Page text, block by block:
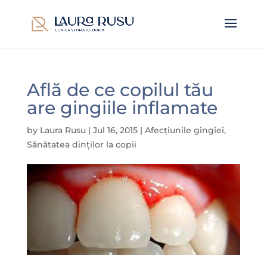
Află de ce copilul tău
are gingiile inflamate
by Laura Rusu| Jul 16, 2015| Afecțiunile gingiei,
Sănătatea dinților la copii